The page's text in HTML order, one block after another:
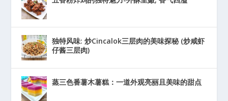
独特风味: 炒Cincalok三层肉的美味探秘 (炒咸虾
仔酱三层肉)
蒸三色番薯木薯糕：一道外观亮丽且美味的甜点